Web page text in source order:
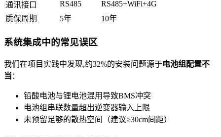
通讯接口
RS485
RS485+WiFi+4G
质保周期
5年 10年
系统集成中的常见误区
我们在项目实践中发现,约32%的安装问题源于电池组配置不
当 ：
铅酸电池与锂电池混用导致BMS冲突
电池组串联数量超出逆变器输入上限
未预留足够的散热空间（建议≥30cm间距）